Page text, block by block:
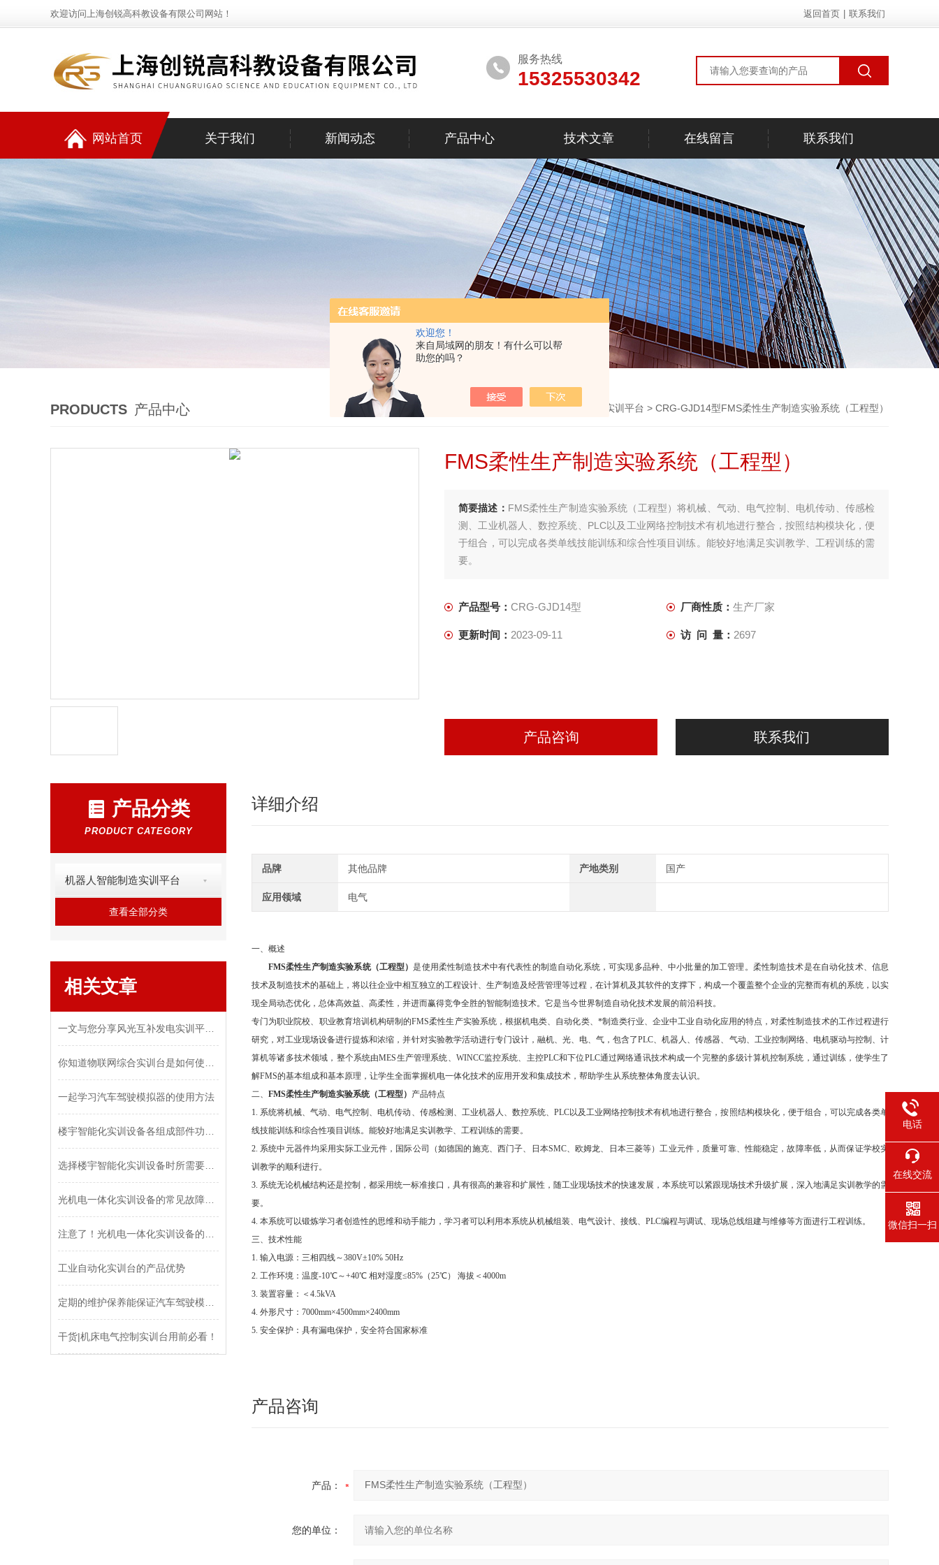
欢迎您！
来自局域网的朋友！有什么可以帮
助您的吗？
欢迎访问上海创锐高科教设备有限公司网站！ 返回首页 联系我们
服务热线
15325530342
网站首页 关于我们 新闻动态 产品中心 技术文章 在线留言 联系我们
PRODUCTS 产品中心 >产品中心> >机器人智能制造实训平台 > CRG-GJD14型FMS柔性生产制造实验系统（工程型）
FMS柔性生产制造实验系统（工程型）
简要描述： FMS柔性生产制造实验系统（工程型）将机械、气动、电气控制、电机传动、传感检
测、工业机器人、数控系统、PLC以及工业网络控制技术有机地进行整合，按照结构模块化，便
于组合，可以完成各类单线技能训练和综合性项目训练。能较好地满足实训教学、工程训练的需
要。
产品型号： CRG-GJD14型 厂商性质： 生产厂家
更新时间： 2023-09-11 访 问 量： 2697
产品咨询 联系我们
产品分类
PRODUCT CATEGORY
机器人智能制造实训平台
查看全部分类
相关文章
一起学习汽车驾驶模拟器的使用方法
工业自动化实训台的产品优势
干货|机床电气控制实训台用前必看！
详细介绍
品牌 其他品牌 产地类别 国产
应用领域 电气
一、 概述
FMS柔性生产制造实验系统（工程型）是使用柔性制造技术中有代表性的制造自动化系统，可实现多品种、中小批量的加工管理。柔性制造技术是在自动化技术、信息
技术及制造技术的基础上，将以往企业中相互独立的工程设计、生产制造及经营管理等过程，在计算机及其软件的支撑下，构成一个覆盖整个企业的完整而有机的系统，以实
现全局动态优化，总体高效益、高柔性，并进而赢得竞争全胜的智能制造技术。它是当今世界制造自动化技术发展的前沿科技。
专门为职业院校、职业教育培训机构研制的FMS柔性生产实验系统，根据机电类、自动化类、*制造类行业、企业中工业自动化应用的特点，对柔性制造技术的工作过程进行
研究，对工业现场设备进行提炼和浓缩，并针对实验教学活动进行专门设计，融机、光、电、气，包含了PLC、机器人、传感器、气动、工业控制网络、电机驱动与控制、计
算机等诸多技术领域，整个系统由MES生产管理系统、WINCC监控系统、主控PLC和下位PLC通过网络通讯技术构成一个完整的多级计算机控制系统，通过训练，使学生了
解FMS的基本组成和基本原理，让学生全面掌握机电一体化技术的应用开发和集成技术，帮助学生从系统整体角度去认识。
二、 FMS柔性生产制造实验系统（工程型） 产品特点
1. 系统将机械、气动、电气控制、电机传动、传感检测、工业机器人、数控系统、PLC以及工业网络控制技术有机地进行整合，按照结构模块化，便于组合，可以完成各类单
线技能训练和综合性项目训练。能较好地满足实训教学、工程训练的需要。
2. 系统中元器件均采用实际工业元件，国际公司（如德国的施克、西门子、日本SMC、欧姆龙、日本三菱等）工业元件，质量可靠、性能稳定，故障率低，从而保证学校实
训教学的顺利进行。
3. 系统无论机械结构还是控制，都采用统一标准接口，具有很高的兼容和扩展性，随工业现场技术的快速发展，本系统可以紧跟现场技术升级扩展，深入地满足实训教学的需
要。
4. 本系统可以锻炼学习者创造性的思维和动手能力，学习者可以利用本系统从机械组装、电气设计、接线、PLC编程与调试、现场总线组建与维修等方面进行工程训练。
三、技术性能
1. 输入电源：三相四线～380V±10% 50Hz
2. 工作环境：温度-10℃～+40℃ 相对湿度≤85%（25℃） 海拔＜4000m
3. 装置容量：＜4.5kVA
4. 外形尺寸：7000mm×4500mm×2400mm
5. 安全保护：具有漏电保护，安全符合国家标准
产品咨询
产品：
您的单位：
电话
在线交流
微信扫一扫